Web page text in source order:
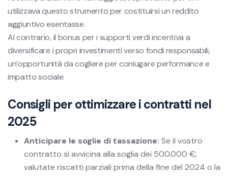
utilizzava questo strumento per costituirsi un reddito
aggiuntivo esentasse.
Al contrario, il bonus per i supporti verdi incentiva a
diversificare i propri investimenti verso fondi responsabili,
un’opportunità da cogliere per coniugare performance e
impatto sociale.
Consigli per ottimizzare i contratti nel
2025
Anticipare le soglie di tassazione: Se il vostro
contratto si avvicina alla soglia dei 500.000 €,
valutate riscatti parziali prima della fine del 2024 o la